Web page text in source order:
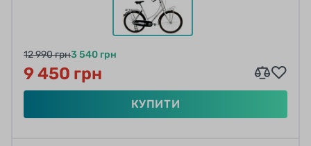
12 990 грн3 540 грн
9 450 грн
КУПИТИ